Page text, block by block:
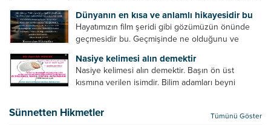
geliştirmeleri hususunda bazen açık bazen gizli
tenkitlerde bulunmuşuzdur. Örneğin hocalarda
olması gereken hususları sıralar ve...
Dünyanın en kısa ve anlamlı hikayesidir bu
Hayatımızın film şeridi gibi gözümüzün önünde
geçmesidir bu. Geçmişinde ne olduğunu ve
âyetlere baksın. Hayatı özetler misin sorusuna
verilebilecek en kısa ve bir o...
Nasiye kelimesi alın demektir
Nasiye kelimesi alın demektir. Başın ön üst
kısmına verilen isimdir. Bilim adamları beyni
Beynin ön kısmında bulunan bölüme ön bellek
denir. Bu kısım insan vücudunda...
Sünnetten Hikmetler Tümünü Göster